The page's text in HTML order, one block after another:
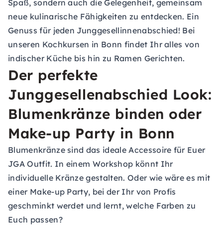
Spaß, sondern auch die Gelegenheit, gemeinsam
neue kulinarische Fähigkeiten zu entdecken. Ein
Genuss für jeden Junggesellinnenabschied! Bei
unseren Kochkursen in Bonn findet Ihr alles von
indischer Küche bis hin zu Ramen Gerichten.
Der perfekte
Junggesellenabschied Look:
Blumenkränze binden oder
Make-up Party in Bonn
Blumenkränze sind das ideale Accessoire für Euer
JGA Outfit. In einem Workshop könnt Ihr
individuelle Kränze gestalten. Oder wie wäre es mit
einer Make-up Party, bei der Ihr von Profis
geschminkt werdet und lernt, welche Farben zu
Euch passen?